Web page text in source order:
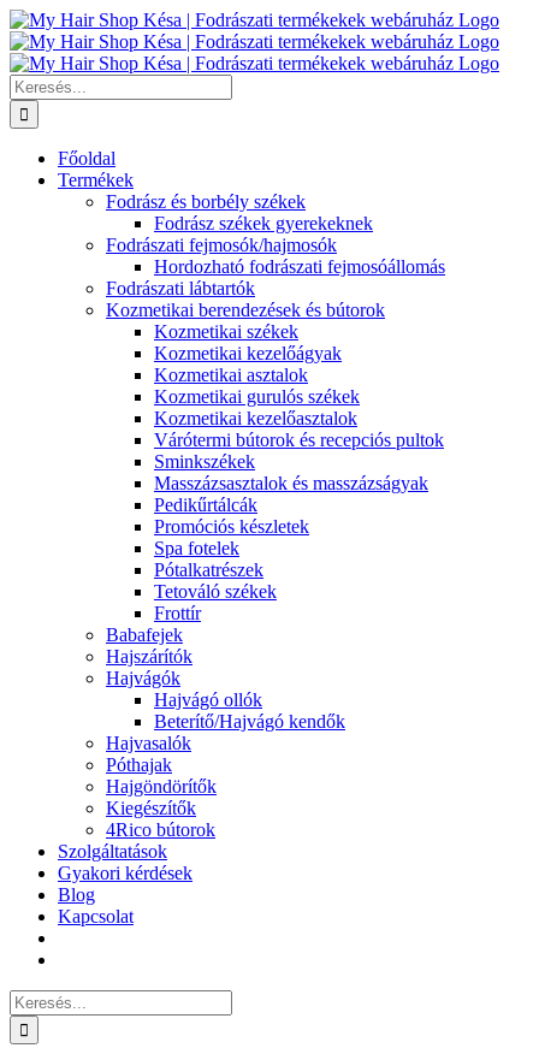
Kihagyás
Keresés...
Főoldal
Termékek
Fodrász és borbély székek
Fodrász székek gyerekeknek
Fodrászati fejmosók/hajmosók
Hordozható fodrászati fejmosóállomás
Fodrászati lábtartók
Kozmetikai berendezések és bútorok
Kozmetikai székek
Kozmetikai kezelőágyak
Kozmetikai asztalok
Kozmetikai gurulós székek
Kozmetikai kezelőasztalok
Várótermi bútorok és recepciós pultok
Sminkszékek
Masszázsasztalok és masszázságyak
Pedikűrtálcák
Promóciós készletek
Spa fotelek
Pótalkatrészek
Tetováló székek
Frottír
Babafejek
Hajszárítók
Hajvágók
Hajvágó ollók
Beterítő/Hajvágó kendők
Hajvasalók
Póthajak
Hajgöndörítők
Kiegészítők
4Rico bútorok
Szolgáltatások
Gyakori kérdések
Blog
Kapcsolat
Keresés...